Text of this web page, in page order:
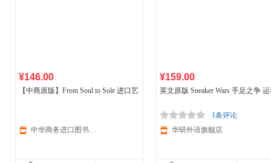
¥146.00
【中商原版】From Soul to Sole 进口艺
中华商务进口图书旗舰店
¥159.00
英文原版 Sneaker Wars 手足之争
口英语原版书籍
1条评论
华研外语旗舰店